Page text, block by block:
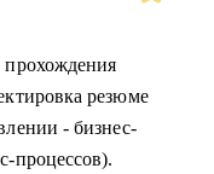
прохождения
резюме
- бизнес-
процессов).